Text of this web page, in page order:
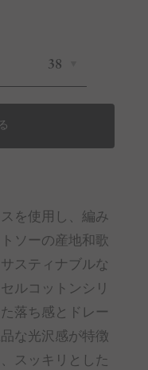
38
を使用し、編み
ソーの産地和歌
スティナブルな
ルコットンシリ
落ち感とドレー
な光沢感が特徴
スッキリとした